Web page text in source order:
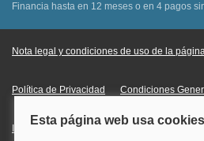
Financia hasta en 12 meses o en 4 pagos
Nota legal y condiciones de uso de la
Política de Privacidad Condiciones
Información Legal sobre Mercados en Línea